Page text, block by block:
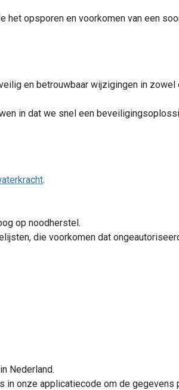
opsporen en voorkomen van een
en betrouwbaar wijzigingen in
in dat we snel een
.
op noodherstel.
die voorkomen dat
Nederland.
onze applicatiecode om de